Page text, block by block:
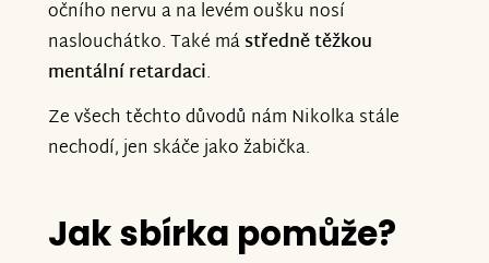
očního nervu a na levém oušku nosí
naslouchátko. Také mástředně těžkou
mentální retardaci.
Ze všech těchto důvodů nám Nikolka stále
nechodí, jen skáče jako žabička.
Jak sbírka pomůže?